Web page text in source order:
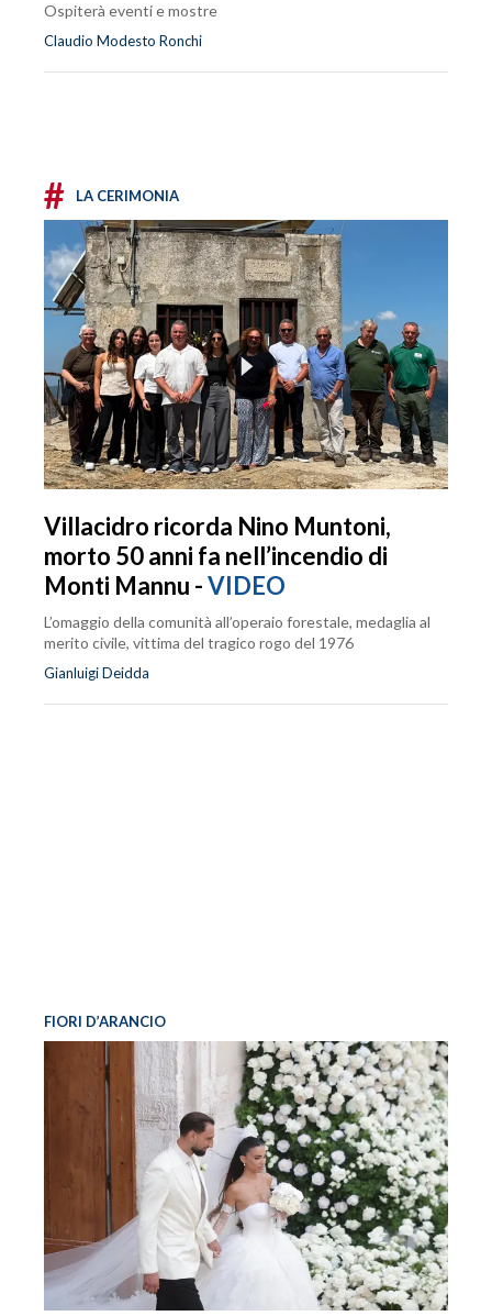
Ospiterà eventi e mostre
Claudio Modesto Ronchi
# LA CERIMONIA
Villacidro ricorda Nino Muntoni,
morto 50 anni fa nell’incendio di
Monti Mannu -VIDEO
L’omaggio della comunità all’operaio forestale, medaglia al
merito civile, vittima del tragico rogo del 1976
Gianluigi Deidda
FIORI D’ARANCIO